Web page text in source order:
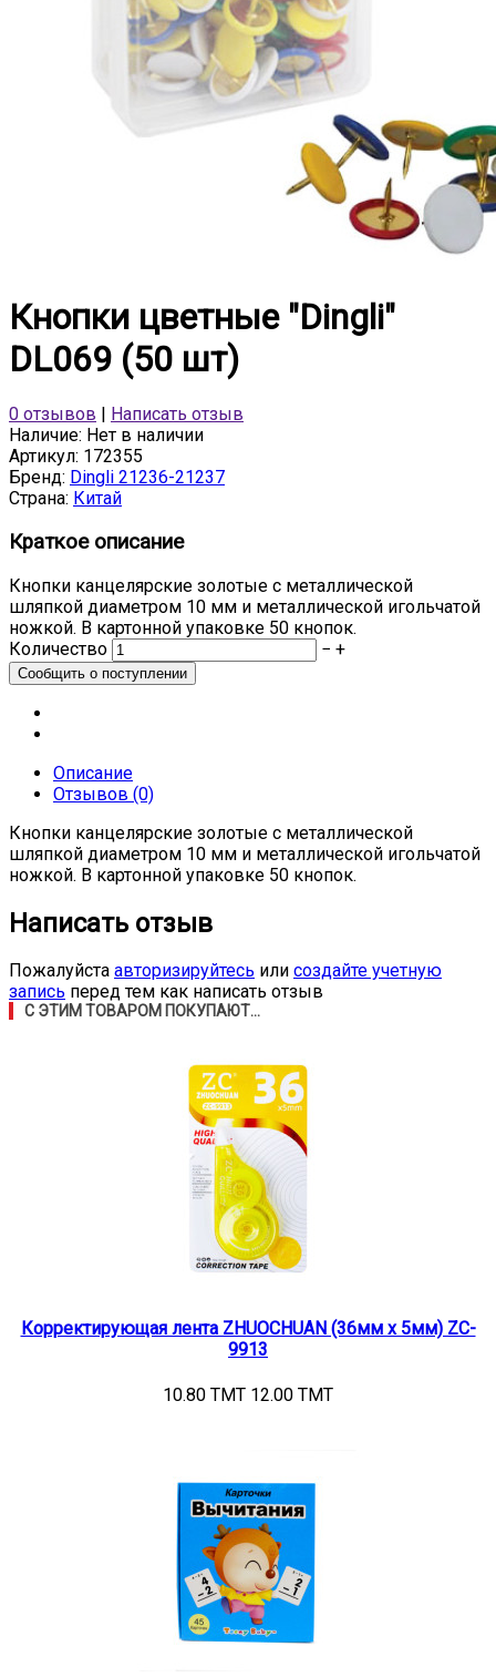
Кнопки цветные "Dingli"
DL069 (50 шт)
0 отзывов
Написать отзыв
Наличие: Нет в наличии
Артикул: 172355
Бренд: Dingli 21236-21237
Страна: Китай
Краткое описание
Кнопки канцелярские золотые с металлической
шляпкой диаметром 10 мм и металлической игольчатой
ножкой. В картонной упаковке 50 кнопок.
Количество
− +
Описание
Отзывов (0)
Кнопки канцелярские золотые с металлической
шляпкой диаметром 10 мм и металлической игольчатой
ножкой. В картонной упаковке 50 кнопок.
Написать отзыв
Пожалуйста авторизируйтесь или создайте учетную
запись перед тем как написать отзыв
С ЭТИМ ТОВАРОМ ПОКУПАЮТ...
Корректирующая лента ZHUOCHUAN (36мм х 5мм) ZC-
9913
10.80 TMT 12.00 TMT